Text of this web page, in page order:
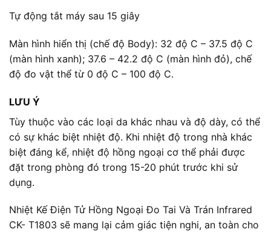
Tự động tắt máy sau 15 giây
Màn hình hiển thị (chế độ Body): 32 độ C – 37.5 độ C
(màn hình xanh); 37.6 – 42.2 độ C (màn hình đỏ), chế
độ đo vật thể từ 0 độ C – 100 độ C.
LƯU Ý
Tùy thuộc vào các loại da khác nhau và độ dày, có thể
có sự khác biệt nhiệt độ. Khi nhiệt độ trong nhà khác
biệt đáng kể, nhiệt độ hồng ngoại cơ thể phải được
đặt trong phòng đó trong 15-20 phút trước khi sử
dụng.
Nhiệt Kế Điện Tử Hồng Ngoại Đo Tai Và Trán Infrared
CK- T1803 sẽ mang lại cảm giác tiện nghi, an toàn cho